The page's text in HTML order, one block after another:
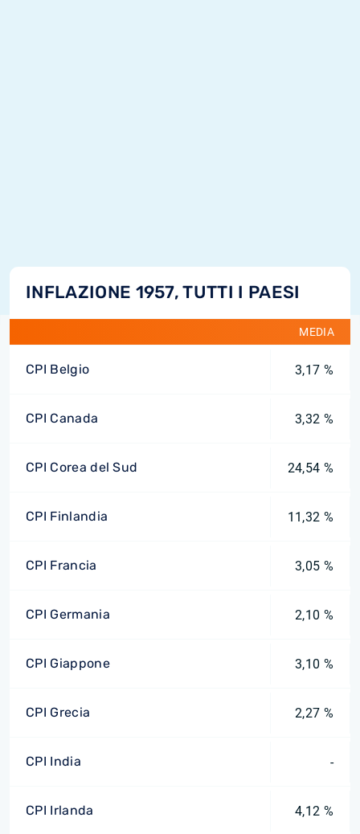
INFLAZIONE 1957, TUTTI I PAESI
MEDIA
CPI Belgio 3,17 %
CPI Canada 3,32 %
CPI Corea del Sud 24,54 %
CPI Finlandia 11,32 %
CPI Francia 3,05 %
CPI Germania 2,10 %
CPI Giappone 3,10 %
CPI Grecia 2,27 %
CPI India -
CPI Irlanda 4,12 %